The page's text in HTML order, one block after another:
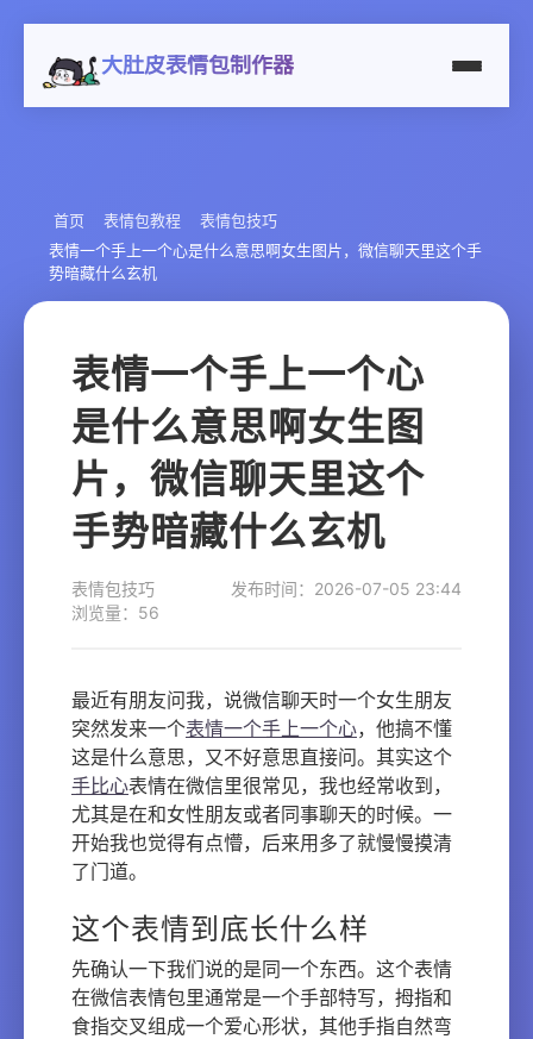
大肚皮表情包制作器
首页 表情包教程
表情包技巧
表情一个手上一个心是什么意思啊女生图片，微信聊天里这个手
势暗藏什么玄机
表情一个手上一个心
是什么意思啊女生图
片，微信聊天里这个
手势暗藏什么玄机
表情包技巧
发布时间：2026-07-05 23:44
浏览量：56
最近有朋友问我，说微信聊天时一个女生朋友
突然发来一个表情一个手上一个心，他搞不懂
这是什么意思，又不好意思直接问。其实这个
手比心表情在微信里很常见，我也经常收到，
尤其是在和女性朋友或者同事聊天的时候。一
开始我也觉得有点懵，后来用多了就慢慢摸清
了门道。
这个表情到底长什么样
先确认一下我们说的是同一个东西。这个表情
在微信表情包里通常是一个手部特写，拇指和
食指交叉组成一个爱心形状，其他手指自然弯